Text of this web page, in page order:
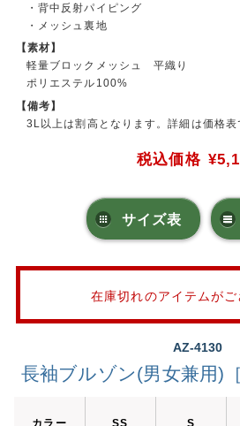
・背中反射パイピング
・メッシュ裏地
【素材】
軽量ブロックメッシュ 平織り
ポリエステル100%
【備考】
3L以上は割高となります。詳細は価格表
税込価格
サイズ表
在庫切れのアイテムがご
AZ-4130
長袖ブルゾン(男女兼用)
カラー SS S